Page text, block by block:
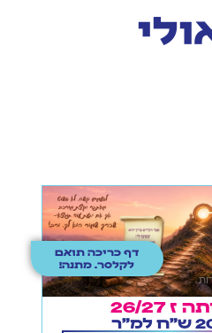
דף כריכה תואם
לקלסר. מתנה!
ז 26/27
למ"ר